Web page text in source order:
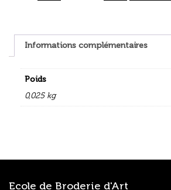
Informations complémentaires
Poids
0,025 kg
Ecole de Broderie d'Art